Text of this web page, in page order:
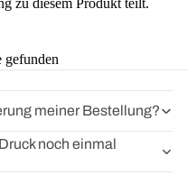
gefunden
meiner Bestellung?
noch einmal